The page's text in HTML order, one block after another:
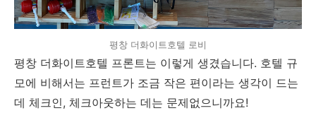
평창 더화이트호텔 로비
평창 더화이트호텔 프론트는 이렇게 생겼습니다. 호텔 규
모에 비해서는 프런트가 조금 작은 편이라는 생각이 드는
데 체크인, 체크아웃하는 데는 문제없으니까요!